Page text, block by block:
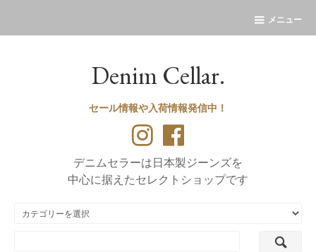
メニュー
Denim Cellar.
セール情報や入荷情報発信中！
デニムセラーは日本製ジーンズを
中心に据えたセレクトショップです